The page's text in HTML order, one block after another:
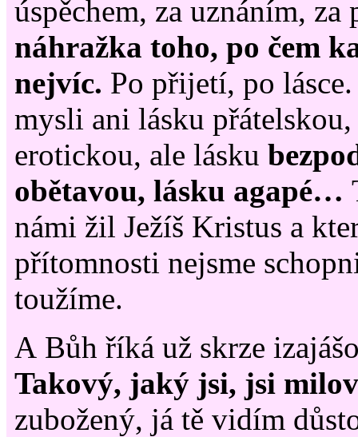
úspěchem, za uznáním, za
náhražka toho, po čem
nejvíc. Po přijetí, po
mysli ani lásku
erotickou, ale lásku
obětavou, lásku agapé…
námi žil Ježíš Kristus a
přítomnosti nejsme
toužíme.
A Bůh říká už skrze
Takový, jaký jsi, jsi
zubožený, já tě vidím